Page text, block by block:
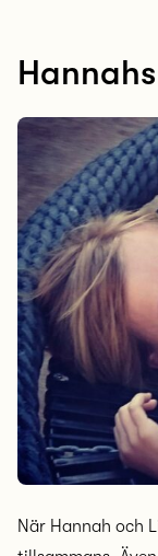
När Hannah och